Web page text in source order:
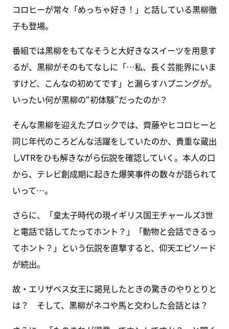
コロヒーが常々「めっちゃ好き！」と話している黒柳徹
子も登場。
番組では黒柳をもてなそうと大好きなスイーツを用意す
るが、黒柳がそのもてなしに「…私、長く芸能界にいま
すけど、こんなの初めてです」と漏らすハプニングが。
いったい何が黒柳の“初体験”だったのか？
そんな黒柳を迎えたブロックでは、齊藤やヒコロヒーと
同じ年代のころどんな活躍をしていたのか、貴重な蔵出
しVTRをひも解きながら伝説を確認していく。本人の口
から、テレビ創成期に起きた爆笑事件の数々が語られて
いって…。
さらに、「皇太子時代の現イギリス国王チャールズ3世
と電話で話してたってホント？」「動物と会話できるっ
てホント？」という伝説を直撃すると、仰天エピソード
が続出。
故・エリザベス女王に謁見したときの驚きのやりとりと
は？ そして、黒柳がネコや馬と交わした会話とは？